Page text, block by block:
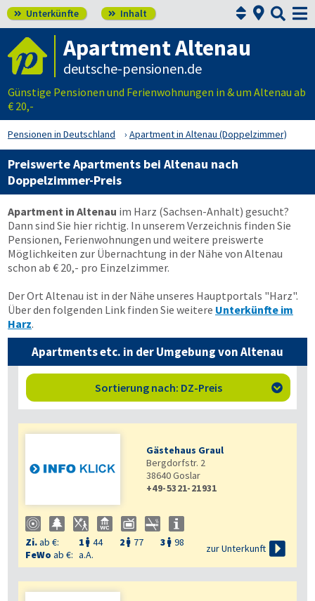
 Unterkünfte  Inhalt  

Apartment Altenau
deutsche-pensionen.de
Günstige Pensionen und Ferienwohnungen in & um Altenau ab
€ 20,-
Pensionen in Deutschland Apartment in Altenau (Doppelzimmer)
Preiswerte Apartments bei Altenau nach
Doppelzimmer-Preis
Apartment in Altenau im Harz (Sachsen-Anhalt) gesucht?
Dann sind Sie hier richtig. In unserem Verzeichnis finden Sie
Pensionen, Ferienwohnungen und weitere preiswerte
Möglichkeiten zur Übernachtung in der Nähe von Altenau
schon ab € 20,- pro Einzelzimmer.
Der Ort Altenau ist in der Nähe unseres Hauptportals "Harz".
Über den folgenden Link finden Sie weitere Unterkünfte im
Harz.
Apartments etc. in der Umgebung von Altenau
Sortierung nach: DZ-Preis 
Gästehaus Graul
Bergdorfstr. 2
38640Goslar
+49-5321-21931
Zi.ab €: 1  44 2  77 3  98
FeWo ab €: a.A.
zur Unterkunft 